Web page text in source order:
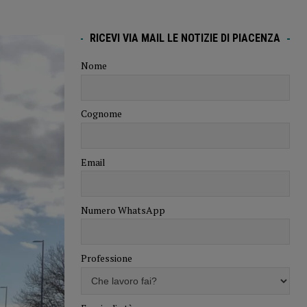
RICEVI VIA MAIL LE NOTIZIE DI PIACENZA
Nome
Cognome
Email
Numero WhatsApp
Professione